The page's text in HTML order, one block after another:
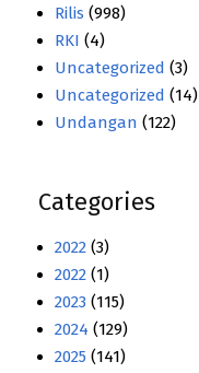
Rilis (998)
RKI (4)
Uncategorized (3)
Uncategorized (14)
Undangan (122)
Categories
2022 (3)
2022 (1)
2023 (115)
2024 (129)
2025 (141)